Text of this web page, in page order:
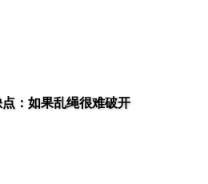
：如果乱绳很难破开